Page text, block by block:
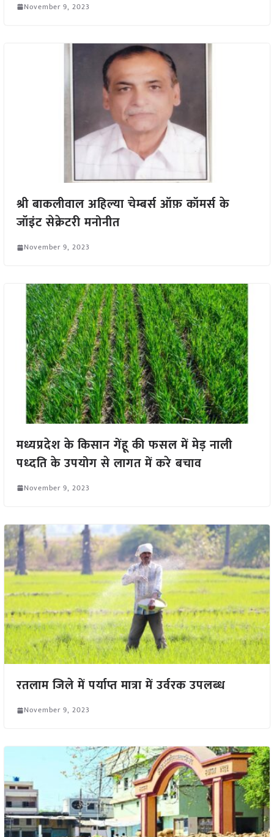
November 9, 2023
श्री बाकलीवाल अहिल्या चेम्बर्स ऑफ़ कॉमर्स के
जॉइंट सेक्रेटरी मनोनीत
November 9, 2023
मध्यप्रदेश के किसान गेंहू की फसल में मेड़ नाली
पध्दति के उपयोग से लागत में करे बचाव
November 9, 2023
रतलाम जिले में पर्याप्त मात्रा में उर्वरक उपलब्‍ध
November 9, 2023